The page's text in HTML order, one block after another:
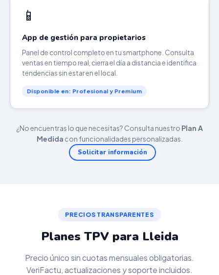
📱
App de gestión para propietarios
Panel de control completo en tu smartphone. Consulta
ventas en tiempo real, cierra el día a distancia e identifica
tendencias sin estar en el local.
Disponible en: Profesional y Premium
¿No encuentras lo que necesitas? Consulta nuestro Plan A
Medida con funcionalidades personalizadas.
Solicitar información
PRECIOS TRANSPARENTES
Planes TPV para Lleida
Precio único sin cuotas mensuales obligatorias.
VeriFactu, actualizaciones y soporte incluidos.